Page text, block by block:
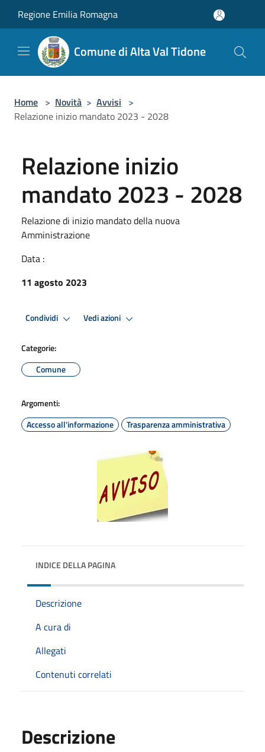
Regione Emilia Romagna
Comune di Alta Val Tidone
Home > Novità > Avvisi >
Relazione inizio mandato 2023 - 2028
Relazione inizio
mandato 2023 - 2028
Relazione di inizio mandato della nuova
Amministrazione
Data :
11 agosto 2023
Condividi Vedi azioni
Categorie:
Comune
Argomenti:
Accesso all'informazione
Trasparenza amministrativa
INDICE DELLA PAGINA
Descrizione
A cura di
Allegati
Contenuti correlati
Descrizione